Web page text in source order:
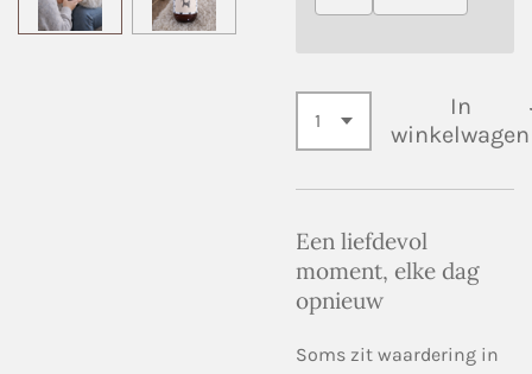
In
winkelwagen
Een liefdevol
moment, elke dag
opnieuw
Soms zit waardering in